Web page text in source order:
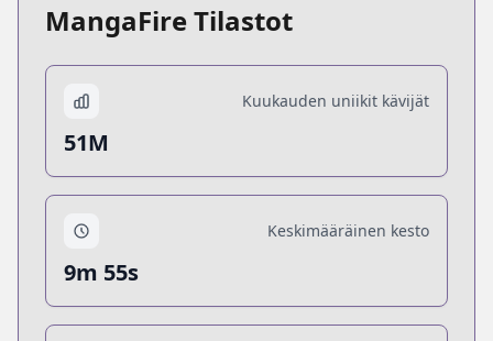
MangaFire Tilastot
Kuukauden uniikit kävijät
51M
Keskimääräinen kesto
9m 55s